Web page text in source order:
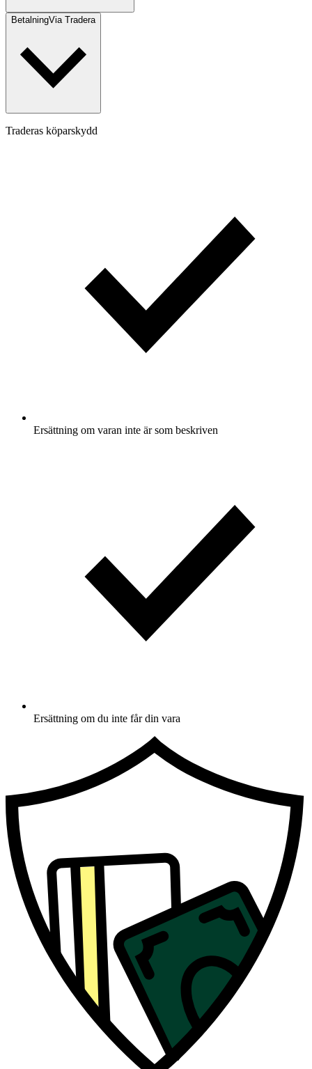
BetalningVia Tradera
Traderas köparskydd
Ersättning om varan inte är som beskriven
Ersättning om du inte får din vara